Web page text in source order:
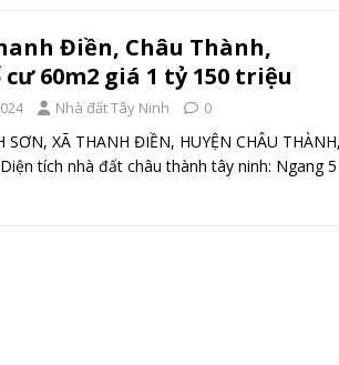
Điền, Châu Thành,
60m2 giá 1 tỷ 150 triệu
Nhà đất Tây Ninh 0
SƠN, XÃ THANH ĐIỀN, HUYỆN CHÂU THÀNH,
tích nhà đất châu thành tây ninh: Ngang 5